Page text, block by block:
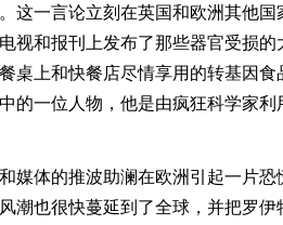
这一言论立刻在英国和欧洲其他
视和报刊上发布了那些器官受损
桌上和快餐店尽情享用的转基因食
的一位人物，他是由疯狂科学家利
体的推波助澜在欧洲引起一片恐
潮也很快蔓延到了全球，并把罗